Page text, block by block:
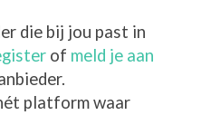
die bij jou past in
of meld je aan
platform waar